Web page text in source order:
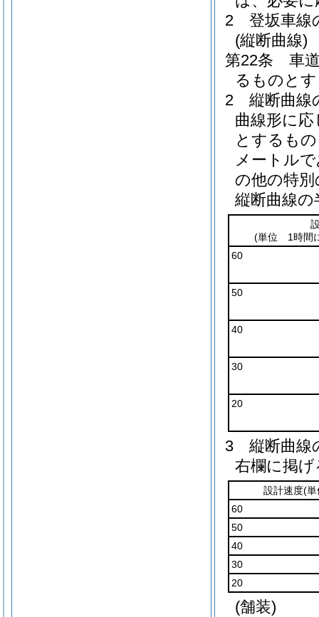
2
登坂車線
(縦断曲線)
第22条
車
るものと
2
縦断曲線
曲線形に応
とするも
メートル
の他の特
縦断曲線
(単位 1時間
60
50
40
30
20
3
縦断曲線
右欄に掲
設計速度(単
60
50
40
30
20
(舗装)